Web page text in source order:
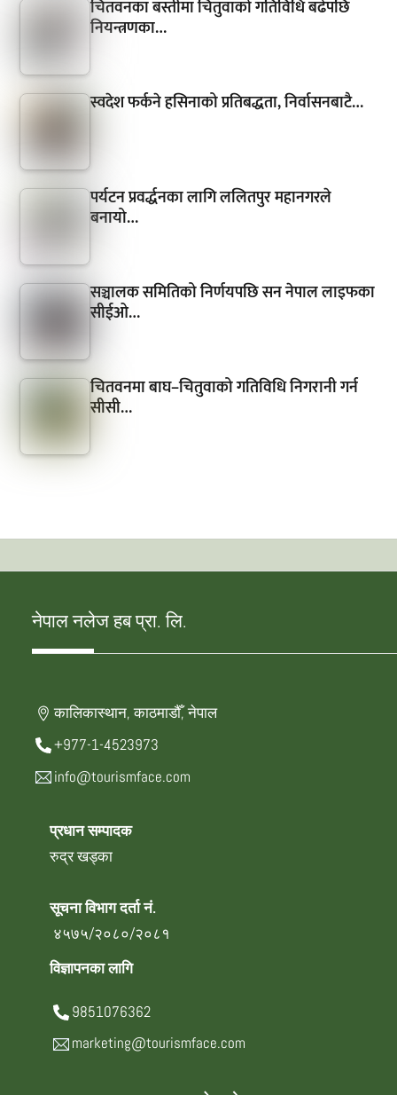
चितवनका बस्तीमा चितुवाको गतिविधि बढेपछि
नियन्त्रणका…
स्वदेश फर्कने हसिनाको प्रतिबद्धता, निर्वासनबाटै…
पर्यटन प्रवर्द्धनका लागि ललितपुर महानगरले
बनायो…
सञ्चालक समितिको निर्णयपछि सन नेपाल लाइफका
सीईओ…
चितवनमा बाघ–चितुवाको गतिविधि निगरानी गर्न
सीसी…
नेपाल नलेज हब प्रा. लि.
कालिकास्थान, काठमाडौँ, नेपाल
+977-1-4523973
info@tourismface.com
प्रधान सम्पादक
रुद्र खड्का
सूचना विभाग दर्ता नं.
४५७५/२०८०/२०८१
विज्ञापनका लागि
9851076362
marketing@tourismface.com